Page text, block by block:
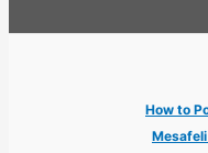
How to
Mesafeli